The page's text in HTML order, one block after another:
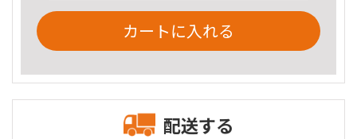
カートに入れる
配送する